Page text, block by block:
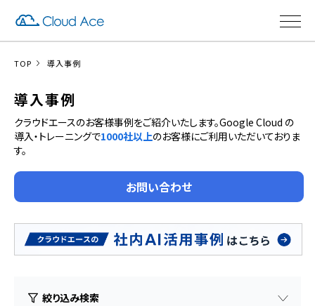
TOP 導入事例
導入事例
クラウドエースのお客様事例をご紹介いたします。Google Cloud の
導入・トレーニングで1000社以上のお客様にご利用いただいておりま
す。
お問い合わせ
絞り込み検索